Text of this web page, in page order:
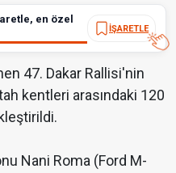
en özel
İŞARETLE
47. Dakar Rallisi'nin
kentleri arasındaki 120
Nani Roma (Ford M-